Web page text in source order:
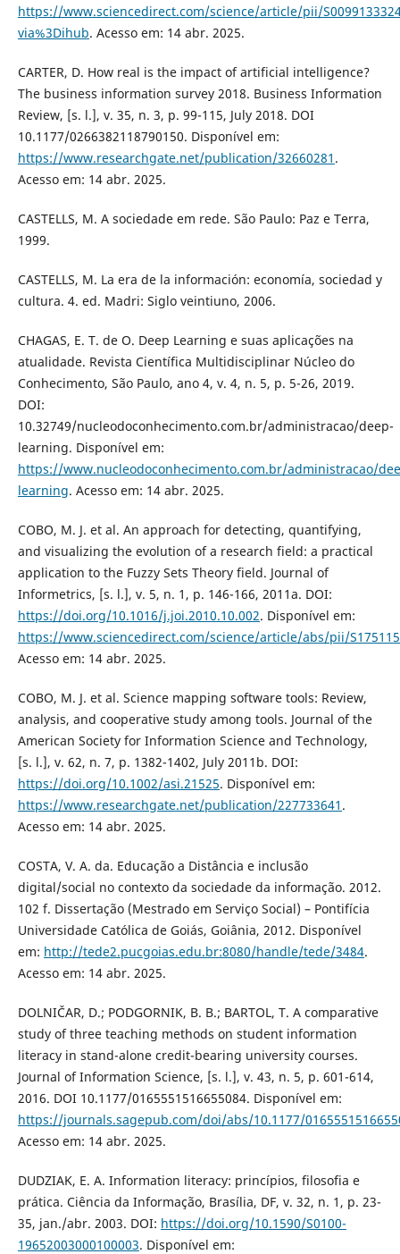
https://www.sciencedirect.com/science/article/pii/
via%3Dihub. Acesso em: 14 abr. 2025.
CARTER, D. How real is the impact of artificial intelligence?
The business information survey 2018. Business Information
Review, [s. l.], v. 35, n. 3, p. 99-115, July 2018. DOI
10.1177/0266382118790150. Disponível em:
https://www.researchgate.net/publication/32660281 .
Acesso em: 14 abr. 2025.
CASTELLS, M. A sociedade em rede. São Paulo: Paz e Terra,
1999.
CASTELLS, M. La era de la información: economía, sociedad y
cultura. 4. ed. Madri: Siglo veintiuno, 2006.
CHAGAS, E. T. de O. Deep Learning e suas aplicações na
atualidade. Revista Científica Multidisciplinar Núcleo do
Conhecimento, São Paulo, ano 4, v. 4, n. 5, p. 5-26, 2019.
DOI:
10.32749/nucleodoconhecimento.com.br/administracao/deep-
learning. Disponível em:
https://www.nucleodoconhecimento.com.br/administracao/
learning. Acesso em: 14 abr. 2025.
COBO, M. J. et al. An approach for detecting, quantifying,
and visualizing the evolution of a research field: a practical
application to the Fuzzy Sets Theory field. Journal of
Informetrics, [s. l.], v. 5, n. 1, p. 146-166, 2011a. DOI:
https://doi.org/10.1016/j.joi.2010.10.002. Disponível em:
https://www.sciencedirect.com/science/article/abs/pii/
Acesso em: 14 abr. 2025.
COBO, M. J. et al. Science mapping software tools: Review,
analysis, and cooperative study among tools. Journal of the
American Society for Information Science and Technology,
[s. l.], v. 62, n. 7, p. 1382-1402, July 2011b. DOI:
https://doi.org/10.1002/asi.21525. Disponível em:
https://www.researchgate.net/publication/227733641 .
Acesso em: 14 abr. 2025.
COSTA, V. A. da. Educação a Distância e inclusão
digital/social no contexto da sociedade da informação. 2012.
102 f. Dissertação (Mestrado em Serviço Social) – Pontifícia
Universidade Católica de Goiás, Goiânia, 2012. Disponível
em: http://tede2.pucgoias.edu.br:8080/handle/tede/3484.
Acesso em: 14 abr. 2025.
DOLNIČAR, D.; PODGORNIK, B. B.; BARTOL, T. A comparative
study of three teaching methods on student information
literacy in stand-alone credit-bearing university courses.
Journal of Information Science, [s. l.], v. 43, n. 5, p. 601-614,
2016. DOI 10.1177/0165551516655084. Disponível em:
https://journals.sagepub.com/doi/abs/10.1177/
Acesso em: 14 abr. 2025.
DUDZIAK, E. A. Information literacy: princípios, filosofia e
prática. Ciência da Informação, Brasília, DF, v. 32, n. 1, p. 23-
35, jan./abr. 2003. DOI: https://doi.org/10.1590/S0100-
19652003000100003. Disponível em: